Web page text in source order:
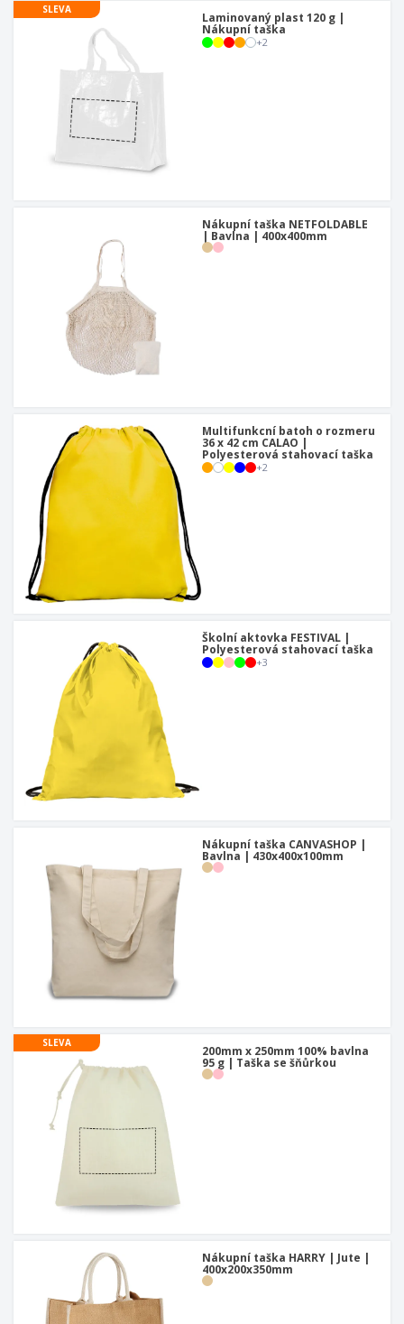
SLEVA
Laminovaný plast 120 g |
Nákupní taška
+2
Nákupní taška NETFOLDABLE
| Bavlna | 400x400mm
Multifunkcní batoh o rozmeru
36 x 42 cm CALAO |
Polyesterová stahovací taška
+2
Školní aktovka FESTIVAL |
Polyesterová stahovací taška
+3
Nákupní taška CANVASHOP |
Bavlna | 430x400x100mm
SLEVA
200mm x 250mm 100% bavlna
95 g | Taška se šňůrkou
Nákupní taška HARRY | Jute |
400x200x350mm